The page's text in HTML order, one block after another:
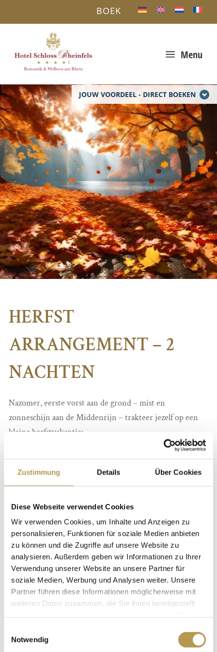
Zustimmung Details Über Cookies
Diese Webseite verwendet Cookies
Wir verwenden Cookies, um Inhalte und Anzeigen zu
personalisieren, Funktionen für soziale Medien anbieten
zu können und die Zugriffe auf unsere Website zu
analysieren. Außerdem geben wir Informationen zu Ihrer
Verwendung unserer Website an unsere Partner für
soziale Medien, Werbung und Analysen weiter. Unsere
Partner führen diese Informationen möglicherweise mit
weiteren Daten zusammen, die Sie ihnen bereitgestellt
Notwendig
JOUW VOORDEEL - DIRECT BOEKEN
a Menu
BOEK
HERFST
ARRANGEMENT – 2
NACHTEN
Nazomer, eerste vorst aan de grond – mist en
zonneschijn aan de Middenrijn – trakteer jezelf op een
kleine herfstvakantie:
Overnachting incl. Vitaal ontbijtbuffet
Herfstboeket bloemen en zoete chocolaatjes om je te
verwelkomen in je kamer
1x 3-gangen en 1x 4-gangen menu voor diner in
restaurant “Auf Scharffeneck”.
Gebruik van de wellness & SPA ruimte “Auszeit
Badjas en wellness slippers voor de duur van je verblijf
Gratis supersnel WLAN
Gratis parkeerplaats
Overnachtingen:
Prijs:vanaf 350 euro per persoon in een standaard